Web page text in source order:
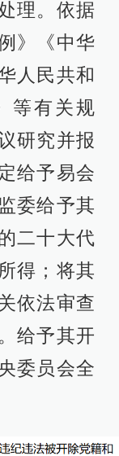
理。依据
》《中华
人民共和
等有关规
研究并报
给予易会
委给予其
二十大代
得；将其
依法审查
给予其开
委员会全